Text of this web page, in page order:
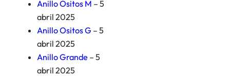
Anillo Ositos M – 5
abril 2025
Anillo Ositos G – 5
abril 2025
Anillo Grande – 5
abril 2025